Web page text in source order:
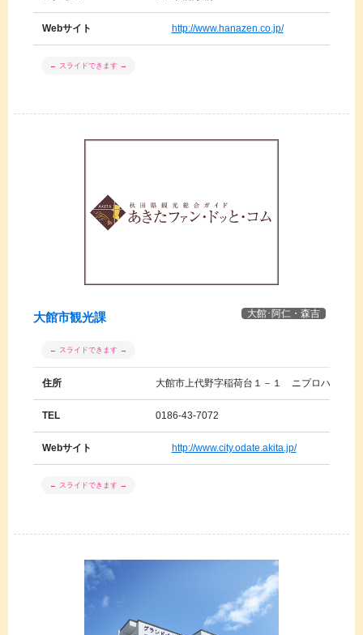
Webサイト http://www.hanazen.co.jp/
大館･阿仁・森吉
大館市観光課
住所 大館市上代野字稲荷台１－１ ニプロハチ公ド
TEL 0186-43-7072
Webサイト http://www.city.odate.akita.jp/